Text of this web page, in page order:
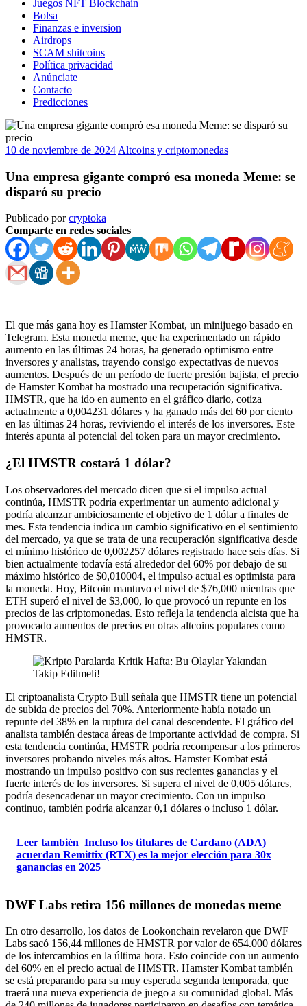
Juegos NFT Blockchain
Bolsa
Finanzas e inversion
Airdrops
SCAM shitcoins
Política privacidad
Anúnciate
Contacto
Predicciones
10 de noviembre de 2024 Altcoins y criptomonedas
Una empresa gigante compró esa moneda Meme: se
disparó su precio
Publicado porcryptoka
Comparte en redes sociales
El que más gana hoy es Hamster Kombat, un minijuego basado en
Telegram. Esta moneda meme, que ha experimentado un rápido
aumento en las últimas 24 horas, ha generado optimismo entre
inversores y analistas, trayendo consigo expectativas de nuevos
aumentos. Después de un período de fuerte presión bajista, el precio
de Hamster Kombat ha mostrado una recuperación significativa.
HMSTR, que ha ido en aumento en el gráfico diario, cotiza
actualmente a 0,004231 dólares y ha ganado más del 60 por ciento
en las últimas 24 horas, reviviendo el interés de los inversores. Este
interés apunta al potencial del token para un mayor crecimiento.
¿El HMSTR costará 1 dólar?
Los observadores del mercado dicen que si el impulso actual
continúa, HMSTR podría experimentar un aumento adicional y
podría alcanzar ambiciosamente el objetivo de 1 dólar a finales de
mes. Esta tendencia indica un cambio significativo en el sentimiento
del mercado, ya que se trata de una recuperación significativa desde
el mínimo histórico de 0,002257 dólares registrado hace seis días. Si
bien actualmente todavía está alrededor del 60% por debajo de su
máximo histórico de $0,010004, el impulso actual es optimista para
la moneda. Hoy, Bitcoin mantuvo el nivel de $76,000 mientras que
ETH superó el nivel de $3,000, lo que provocó un repunte en los
precios de las criptomonedas. Esto refleja la tendencia alcista que ha
provocado aumentos de precios en otras altcoins populares como
HMSTR.
El criptoanalista Crypto Bull señala que HMSTR tiene un potencial
de subida de precios del 70%. Anteriormente había notado un
repunte del 38% en la ruptura del canal descendente. El gráfico del
analista también destaca áreas de importante actividad de compra. Si
esta tendencia continúa, HMSTR podría recompensar a los primeros
inversores probando niveles más altos. Hamster Kombat está
mostrando un impulso positivo con sus recientes ganancias y el
fuerte interés de los inversores. Si supera el nivel de 0,005 dólares,
podría desencadenar un mayor crecimiento. Con un impulso
continuo, también podría alcanzar 0,1 dólares o incluso 1 dólar.
Leer también Incluso los titulares de Cardano (ADA)
acuerdan Remittix (RTX) es la mejor elección para 30x
ganancias en 2025
DWF Labs retira 156 millones de monedas meme
En otro desarrollo, los datos de Lookonchain revelaron que DWF
Labs sacó 156,44 millones de HMSTR por valor de 654.000 dólares
de los intercambios en la última hora. Esto coincide con un aumento
del 60% en el precio actual de HMSTR. Hamster Kombat también
se está preparando para su muy esperada segunda temporada, que
traerá una nueva experiencia de juego a su comunidad global. Más